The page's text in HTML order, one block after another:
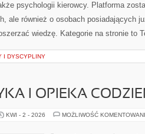
psychologii kierowcy. Platforma
ale również o osobach posiadających
wiedzę. Kategorie na stronie to
I DYSCYPLINY
I OPIEKA
KWI - 2 - 2026 MOŻLIWOŚĆ